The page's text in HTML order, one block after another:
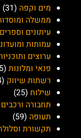
מים וקפה (31)
ממשלה
עיתונים וספרים
עמותות
ערוצים
פנאי ומלונות(65)
רשתות שיווק (44)
שילוח (25)
תחבורה ורכבים
תעופה (59)
תקשורת